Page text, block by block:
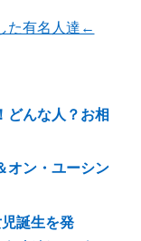
た有名人達←
どんな人？お相
オン・ユーシン
誕生を発